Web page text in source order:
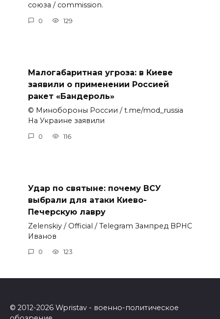
союза / commission.
0 129
Малогабаритная угроза: в Киеве
заявили о применении Россией
ракет «Бандероль»
© Минобороны России / t.me/mod_russia
На Украине заявили
0 116
Удар по святыне: почему ВСУ
выбрали для атаки Киево-
Печерскую лавру
Zеlеnskiу / Оfficiаl / Telegram Зампред ВРНС
Иванов
0 123
© 2012-2026 Wpristav - военно-политическое